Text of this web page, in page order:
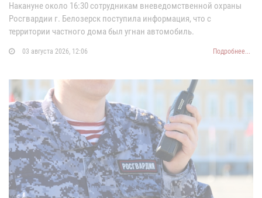
Накануне около 16:30 сотрудникам вневедомственной охраны
Росгвардии г. Белозерск поступила информация, что с
территории частного дома был угнан автомобиль.
03 августа 2026, 12:06 Подробнее...